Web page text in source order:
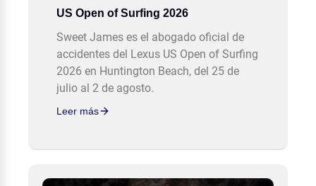
US Open of Surfing 2026
Sweet James es el abogado oficial de
accidentes del Lexus US Open of Surfing
2026 en Huntington Beach, del 25 de
julio al 2 de agosto.
Leer más